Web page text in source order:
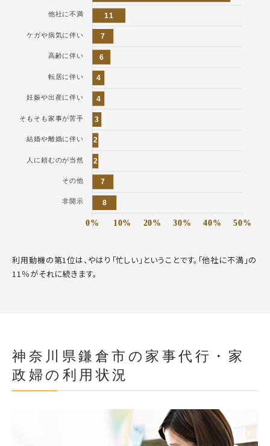
11
7
6
4
4
3
2
2
7
8
他社に不満
ケガや病気に伴い
高齢に伴い
転居に伴い
妊娠や出産に伴い
そもそも家事が苦手
結婚や離婚に伴い
人に頼むのが当然
その他
非開示
50%
40%
30%
20%
10%
0%
利用動機の第1位は、やはり「忙しい」ということです。「他社に不満」の
11％がそれに続きます。
神奈川県鎌倉市の家事代行・家
政婦の利用状況